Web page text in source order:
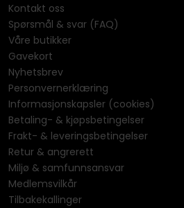
Kontakt oss
Spørsmål & svar (FAQ)
Våre butikker
Gavekort
Nyhetsbrev
Personvernerklæring
Informasjonskapsler (cookies)
Betaling- & kjøpsbetingelser
Frakt- & leveringsbetingelser
Retur & angrerett
Miljø & samfunnsansvar
Medlemsvilkår
Tilbakekallinger